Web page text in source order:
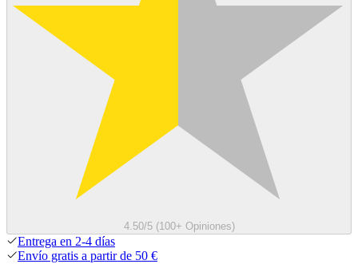
4.50/5 (100+ Opiniones)
Entrega en 2-4 días
Envío gratis a partir de 50 €